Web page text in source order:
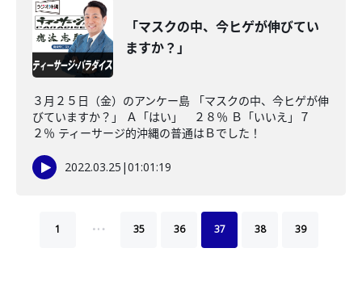
「マスクの中、今ヒゲが伸びてい
ますか？」
３月２５日（金）のアンケー島 「マスクの中、今ヒゲが伸
びていますか？」 Ａ「はい」 ２８％ Ｂ「いいえ」７
２％ ティーサージ的沖縄の普通はＢでした！
2022.03.25 |01:01:19
1 … 35 36 37 38 39